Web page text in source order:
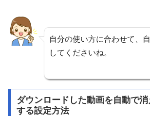
自分の使い方に合わせて、
してくださいね。
ダウンロードした動画を自動で
する設定方法